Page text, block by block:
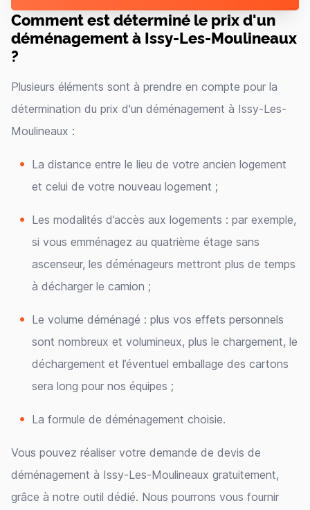
Comment est déterminé le prix d'un
déménagement à Issy-Les-Moulineaux
?
Plusieurs éléments sont à prendre en compte pour la
détermination du prix d'un déménagement à Issy-Les-
Moulineaux :
La distance entre le lieu de votre ancien logement
et celui de votre nouveau logement ;
Les modalités d’accès aux logements : par exemple,
si vous emménagez au quatrième étage sans
ascenseur, les déménageurs mettront plus de temps
à décharger le camion ;
Le volume déménagé : plus vos effets personnels
sont nombreux et volumineux, plus le chargement, le
déchargement et l’éventuel emballage des cartons
sera long pour nos équipes ;
La formule de déménagement choisie.
Vous pouvez réaliser votre demande de devis de
déménagement à Issy-Les-Moulineaux gratuitement,
grâce à notre outil dédié. Nous pourrons vous fournir